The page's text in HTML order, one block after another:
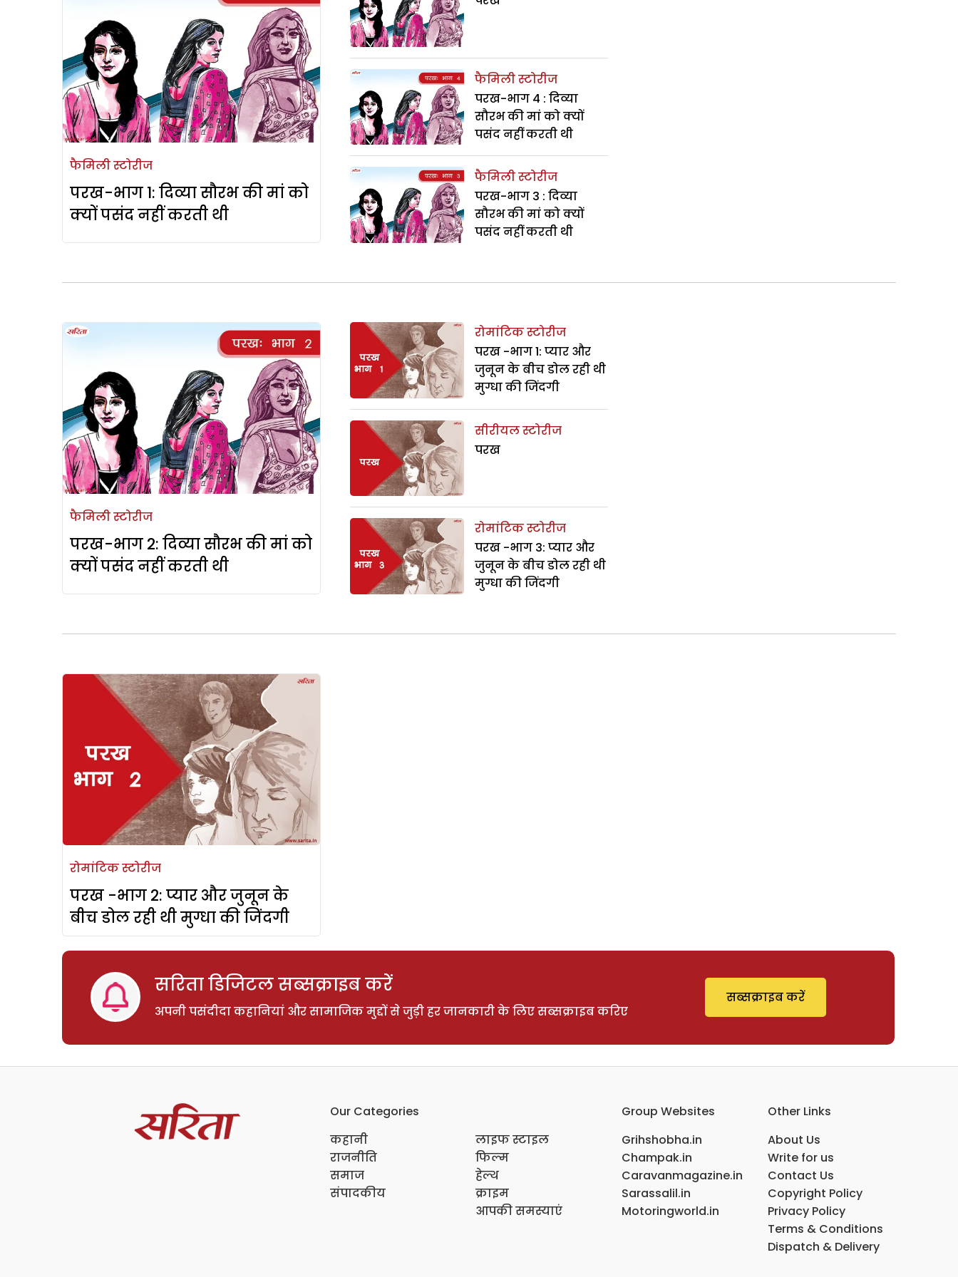
फैमिली स्टोरीज
परख-भाग 1: दिव्या सौरभ की मां को
क्यों पसंद नहीं करती थी
फैमिली स्टोरीज
परख-भाग 4 : दिव्या
सौरभ की मां को क्यों
पसंद नहीं करती थी
फैमिली स्टोरीज
परख-भाग 3 : दिव्या
सौरभ की मां को क्यों
पसंद नहीं करती थी
फैमिली स्टोरीज
परख-भाग 2: दिव्या सौरभ की मां को
क्यों पसंद नहीं करती थी
रोमांटिक स्टोरीज
परख -भाग 1: प्यार और
जुनून के बीच डोल रही थी
मुग्धा की जिंदगी
सीरीयल स्टोरीज
परख
रोमांटिक स्टोरीज
परख -भाग 3: प्यार और
जुनून के बीच डोल रही थी
मुग्धा की जिंदगी
रोमांटिक स्टोरीज
परख -भाग 2: प्यार और जुनून के
बीच डोल रही थी मुग्धा की जिंदगी
सरिता डिजिटल सब्सक्राइब करें
अपनी पसंदीदा कहानियां और सामाजिक मुद्दों से जुड़ी हर जानकारी के लिए सब्सक्राइब करिए
सब्सक्राइब करें
Our Categories
कहानी
राजनीति
समाज
संपादकीय
लाइफ स्टाइल
फिल्म
हेल्थ
क्राइम
आपकी समस्याएं
Group Websites
Grihshobha.in
Champak.in
Caravanmagazine.in
Sarassalil.in
Motoringworld.in
Other Links
About Us
Write for us
Contact Us
Copyright Policy
Privacy Policy
Terms & Conditions
Dispatch & Delivery